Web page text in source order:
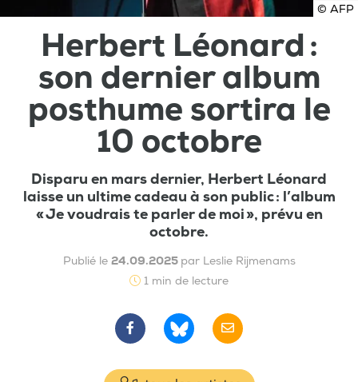
© AFP
Herbert Léonard :
son dernier album
posthume sortira le
10 octobre
Disparu en mars dernier, Herbert Léonard
laisse un ultime cadeau à son public : l’album
« Je voudrais te parler de moi », prévu en
octobre.
Publié le 24.09.2025 par Leslie Rijmenams
1 min de lecture